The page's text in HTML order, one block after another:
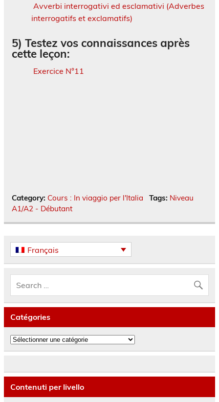
Avverbi interrogativi ed esclamativi (Adverbes
interrogatifs et exclamatifs)
5) Testez vos connaissances après
cette leçon:
Exercice N°11
Category: Cours : In viaggio per l'Italia Tags: Niveau
A1/A2 - Débutant
Français
Catégories
Catégories
Contenuti per livello